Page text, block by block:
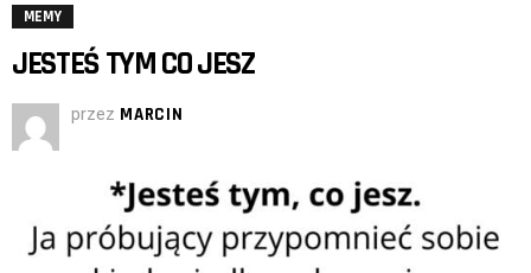
MEMY
JESTEŚ TYM CO JESZ
przez MARCIN